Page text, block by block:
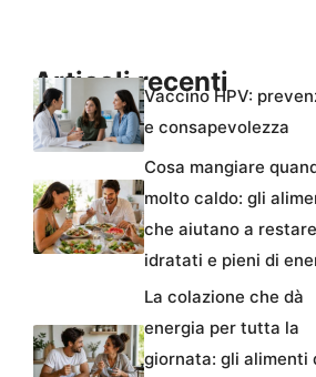
Articoli recenti
Vaccino HPV:
e consapevolezza
Cosa mangiare
molto caldo: gli
che aiutano a restare
idratati e pieni di
La colazione che dà
energia per tutta la
giornata: gli alimenti